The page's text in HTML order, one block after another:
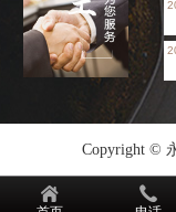
Copyright ©